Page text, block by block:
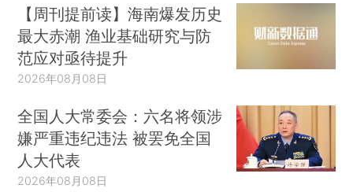
【周刊提前读】海南爆发历史
最大赤潮 渔业基础研究与防
范应对亟待提升
2026年08月08日
全国人大常委会：六名将领涉
嫌严重违纪违法 被罢免全国
人大代表
2026年08月08日